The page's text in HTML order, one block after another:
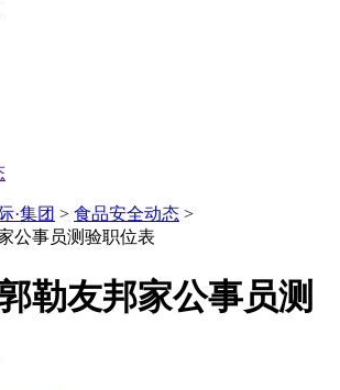
·集团 > 食品安全动态 >
公事员测验职位表
勒友邦家公事员测